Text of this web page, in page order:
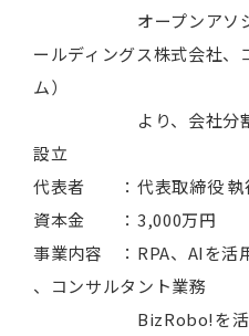
オープンアソシエ
ールディングス株式会社、
ム）
より、会社分割に
設立
代表者 ：代表取締役 執
資本金 ：3,000万円
事業内容 ：RPA、AIを活
、コンサルタント業務
BizRobo!を活用し